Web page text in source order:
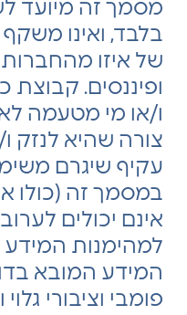
מסמך זה מיועד
בלבד, ואינו
של איזו
ופיננסים. קבוצת
ו/או מי מטעמה
צורה שהיא לנזק
עקיף שיגרם
במסמך זה (כולו
אינם יכולים
למהימנות
המידע המובא
פומבי וציבורי